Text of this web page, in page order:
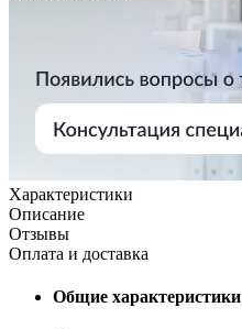
Характеристики
Описание
Отзывы
Оплата и доставка
Общие характеристики